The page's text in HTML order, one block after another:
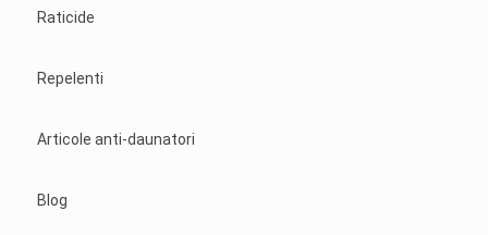
Raticide
Repelenti
Articole anti-daunatori
Blog